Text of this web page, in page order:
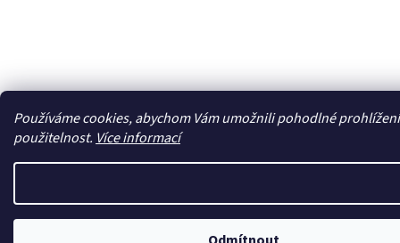
Používáme cookies, abychom Vám umožnili pohodlné
použitelnost. Více informací